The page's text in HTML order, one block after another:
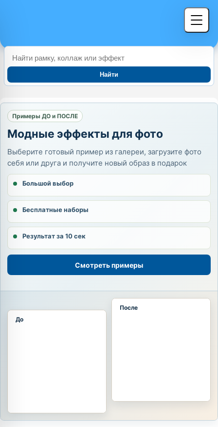
Найти
Примеры ДО и ПОСЛЕ
Модные эффекты для фото
Выберите готовый пример из галереи, загрузите фото
себя или друга и получите новый образ в подарок
Большой выбор
Бесплатные наборы
Результат за 10 сек
Смотреть примеры
До
После